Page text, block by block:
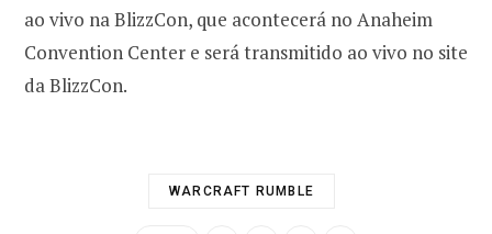
ao vivo na BlizzCon, que acontecerá no Anaheim
Convention Center e será transmitido ao vivo no site
da BlizzCon.
WARCRAFT RUMBLE